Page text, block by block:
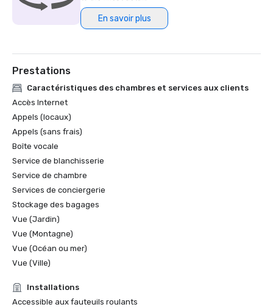
En savoir plus
Prestations
Caractéristiques des chambres et services aux clients
Accès Internet
Appels (locaux)
Appels (sans frais)
Boîte vocale
Service de blanchisserie
Service de chambre
Services de conciergerie
Stockage des bagages
Vue (Jardin)
Vue (Montagne)
Vue (Océan ou mer)
Vue (Ville)
Installations
Accessible aux fauteuils roulants